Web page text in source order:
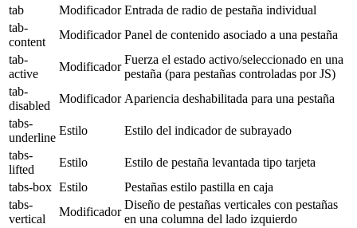
tab
Modificador Entrada de radio de pestaña individual
tab-
content
Modificador Panel de contenido asociado a una pestaña
tab-
active
Modificador
Fuerza el estado activo/seleccionado en una
pestaña (para pestañas controladas por JS)
tab-
disabled
Modificador Apariencia deshabilitada para una pestaña
tabs-
underline
Estilo
Estilo del indicador de subrayado
tabs-
lifted
Estilo
Estilo de pestaña levantada tipo tarjeta
tabs-box Estilo
Pestañas estilo pastilla en caja
tabs-
vertical
Modificador
Diseño de pestañas verticales con pestañas
en una columna del lado izquierdo